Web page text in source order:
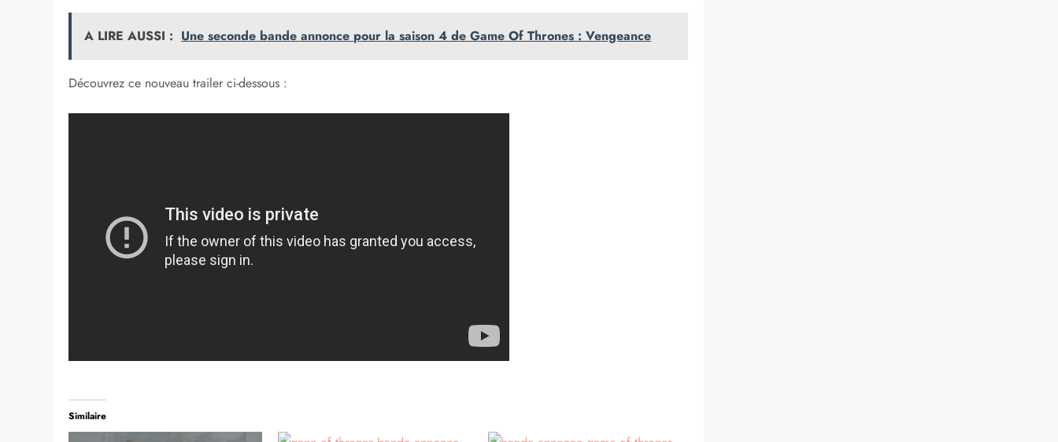
A LIRE AUSSI : Une seconde bande annonce pour la saison 4 de Game Of Thrones : Vengeance
Découvrez ce nouveau trailer ci-dessous :
Similaire